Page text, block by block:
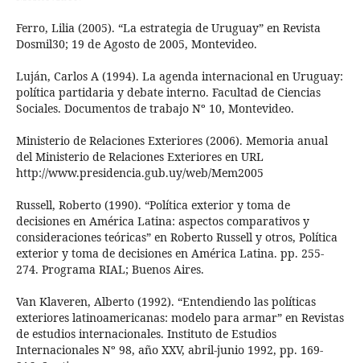
Ferro, Lilia (2005). “La estrategia de Uruguay” en Revista
Dosmil30; 19 de Agosto de 2005, Montevideo.
Luján, Carlos A (1994). La agenda internacional en Uruguay:
política partidaria y debate interno. Facultad de Ciencias
Sociales. Documentos de trabajo Nº 10, Montevideo.
Ministerio de Relaciones Exteriores (2006). Memoria anual
del Ministerio de Relaciones Exteriores en URL
http://www.presidencia.gub.uy/web/Mem2005
Russell, Roberto (1990). “Política exterior y toma de
decisiones en América Latina: aspectos comparativos y
consideraciones teóricas” en Roberto Russell y otros, Política
exterior y toma de decisiones en América Latina. pp. 255-
274. Programa RIAL; Buenos Aires.
Van Klaveren, Alberto (1992). “Entendiendo las políticas
exteriores latinoamericanas: modelo para armar” en Revistas
de estudios internacionales. Instituto de Estudios
Internacionales Nº 98, año XXV, abril-junio 1992, pp. 169-